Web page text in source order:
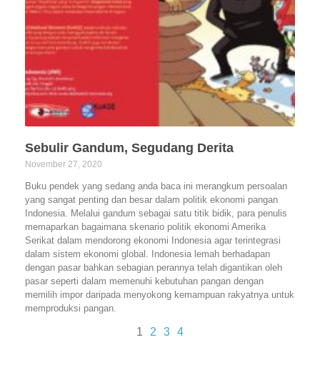
Sebulir Gandum, Segudang Derita
November 27, 2020
Buku pendek yang sedang anda baca ini merangkum persoalan
yang sangat penting dan besar dalam politik ekonomi pangan
Indonesia. Melalui gandum sebagai satu titik bidik, para penulis
memaparkan bagaimana skenario politik ekonomi Amerika
Serikat dalam mendorong ekonomi Indonesia agar terintegrasi
dalam sistem ekonomi global. Indonesia lemah berhadapan
dengan pasar bahkan sebagian perannya telah digantikan oleh
pasar seperti dalam memenuhi kebutuhan pangan dengan
memilih impor daripada menyokong kemampuan rakyatnya untuk
memproduksi pangan.
1 2 3 4